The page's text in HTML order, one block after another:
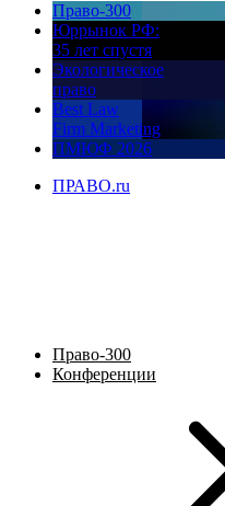
Право-300
Юррынок РФ:
35 лет спустя
Экологическое
право
Best Law
Firm Marketing
ПМЮФ 2026
ПРАВО.ru
Право-300
Конференции